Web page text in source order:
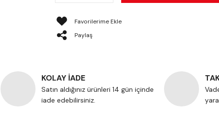
Paylaş
KOLAY İADE
Satın aldığınız ürünleri 14 gün içinde
iade edebilirsiniz.